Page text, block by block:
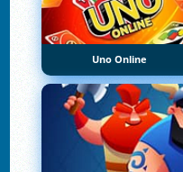
Uno Online